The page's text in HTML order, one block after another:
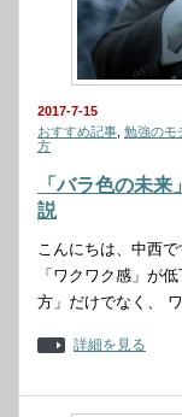
2017-7-15
おすすめ記事 勉強のモ
方
「バラ色の未
説
こんにちは、中西
「ワクワク感」が
方」だけでなく、
詳細を見る